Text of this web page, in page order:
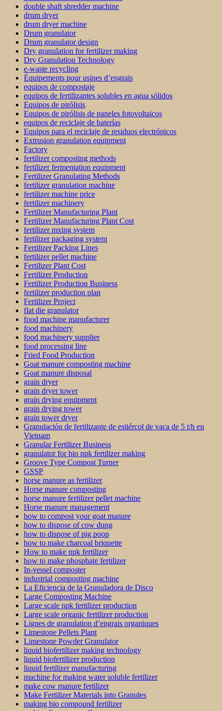
double shaft shredder machine
drum dryer
drum dryer machine
Drum granulator
Drum granulator design
Dry granulation for fertilizer making
Dry Granulation Technology
e-waste recycling
Équipements pour usines d’engrais
equipos de compostaje
equipos de fertilizantes solubles en agua sólidos
Equipos de pirólisis
Equipos de pirólisis de paneles fotovoltaicos
equipos de reciclaje de baterías
Equipos para el reciclaje de residuos electrónicos
Extrusion granulation equipment
Factory
fertilizer composting methods
fertilizer fermentation equipment
Fertilizer Granulating Methods
fertilizer granulation machine
fertilizer machine price
fertilizer machinery
Fertilizer Manufacturing Plant
Fertilizer Manufacturing Plant Cost
fertilizer mxing system
fertilizer packaging system
Fertilizer Packing Lines
fertilizer pellet machine
Fertilizer Plant Cost
Fertilizer Production
Fertilizer Production Business
fertilizer production plan
Fertilizer Project
flat die granulator
food machine manufacturer
food machinery
food machinery supplier
food processing line
Fried Food Production
Goat manure composting machine
Goat manure disposal
grain dryer
grain dryer tower
grain drying equipment
grain drying tower
grain tower dryer
Granulación de fertilizante de estiércol de vaca de 5 t/h en
Vietnam
Granular Fertilizer Business
granulator for bio npk fertilizer making
Groove Type Compost Turner
GSSP
horse manure as fertilizer
Horse manure composting
horse manure fertilizer pellet machine
Horse manure management
how to compost your goat manure
how to dispose of cow dung
how to dispose of pig poop
how to make charcoal briquette
How to make npk fertilizer
how to make phosphate fertilizer
In-vessel composter
industrial composting machine
La Eficiencia de la Granuladora de Disco
Large Composting Machine
Large scale npk fertilizer production
Large scale organic fertilizer production
Lignes de granulation d’engrais organiques
Limestone Pellets Plant
Limestone Powder Granulator
liquid biofertilizer making technology
liquid biofertilizer production
liquid fertilizer manufacturing
machine for making water soluble fertilizer
make cow manure fertilizer
Make Fertilizer Materials into Granules
making bio compound fertilizer